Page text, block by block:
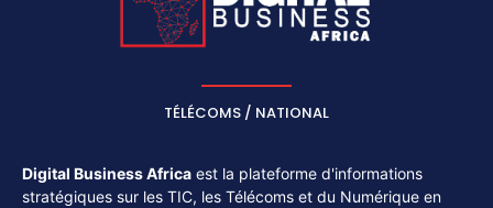
TÉLÉCOMS / NATIONAL
Digital Business Africa est la plateforme d'informations
stratégiques sur les TIC, les Télécoms et du Numérique en